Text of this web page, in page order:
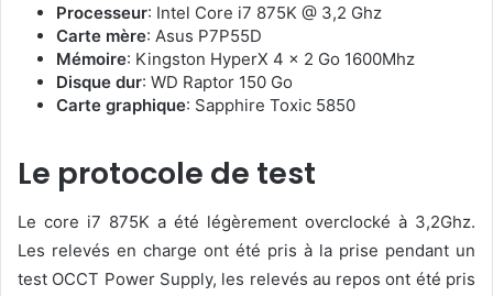
Processeur: Intel Core i7 875K @ 3,2 Ghz
Carte mère: Asus P7P55D
Mémoire: Kingston HyperX 4 x 2 Go 1600Mhz
Disque dur: WD Raptor 150 Go
Carte graphique: Sapphire Toxic 5850
Le protocole de test
Le core i7 875K a été légèrement overclocké à 3,2Ghz.
Les relevés en charge ont été pris à la prise pendant un
test OCCT Power Supply, les relevés au repos ont été pris